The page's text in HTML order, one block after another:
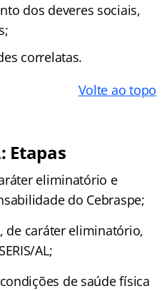
dos deveres sociais,
correlatas.
Volte ao topo
Etapas
eliminatório e
do Cebraspe;
de caráter eliminatório,
AL;
de saúde física